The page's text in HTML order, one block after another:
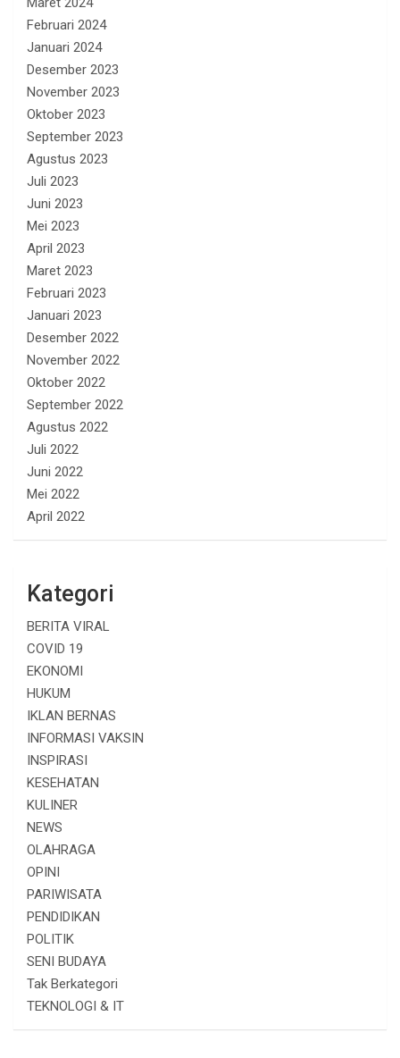
Februari 2024
Januari 2024
Desember 2023
November 2023
Oktober 2023
September 2023
Agustus 2023
Juli 2023
Juni 2023
Mei 2023
April 2023
Maret 2023
Februari 2023
Januari 2023
Desember 2022
November 2022
Oktober 2022
September 2022
Agustus 2022
Juli 2022
Juni 2022
Mei 2022
April 2022
Kategori
BERITA VIRAL
COVID 19
EKONOMI
HUKUM
IKLAN BERNAS
INFORMASI VAKSIN
INSPIRASI
KESEHATAN
KULINER
NEWS
OLAHRAGA
OPINI
PARIWISATA
PENDIDIKAN
POLITIK
SENI BUDAYA
Tak Berkategori
TEKNOLOGI & IT